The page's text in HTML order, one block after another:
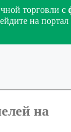
торговли с
на
на